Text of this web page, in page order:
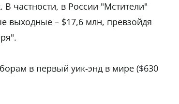
В частности, в России "Мстители"
выходные – $17,6 млн, превзойдя
в первый уик-энд в мире ($630